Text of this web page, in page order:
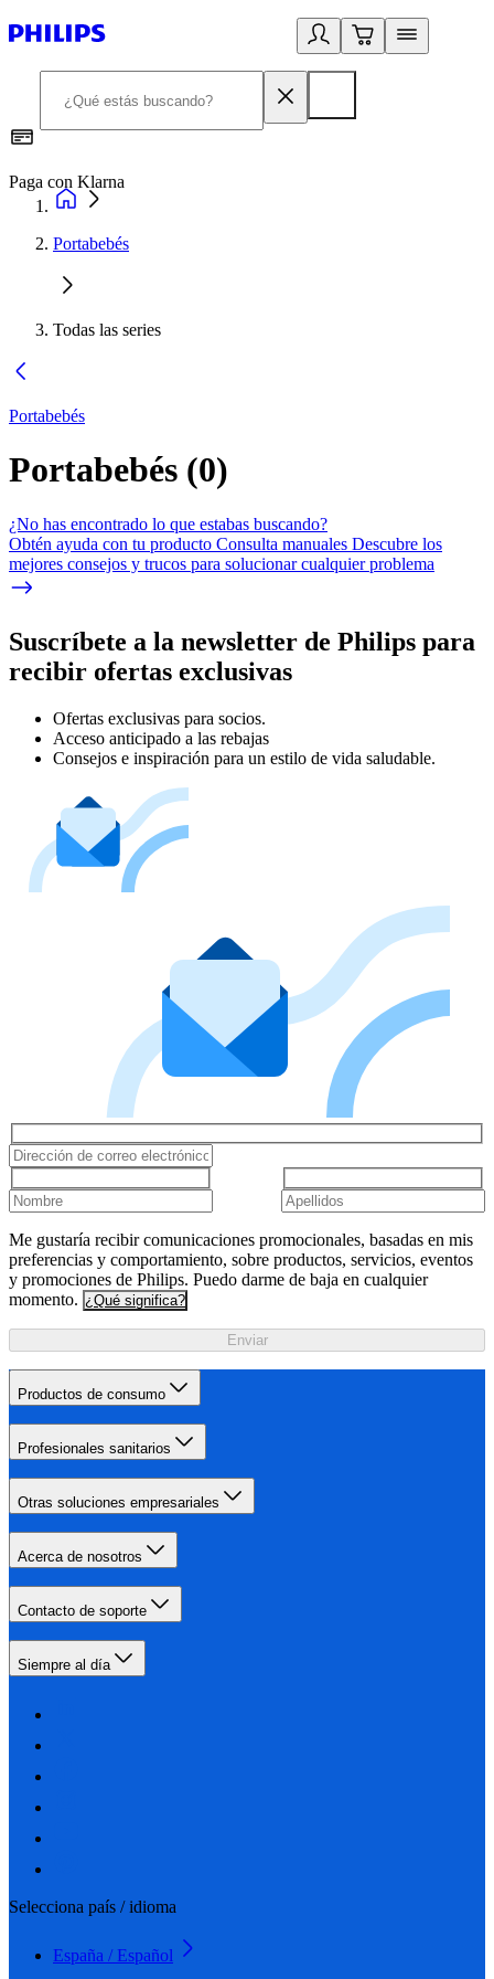
Paga con Klarna
Portabebés
Todas las series
Portabebés
Portabebés (0)
¿No has encontrado lo que estabas buscando?
Obtén ayuda con tu producto Consulta manuales Descubre los
mejores consejos y trucos para solucionar cualquier problema
Suscríbete a la newsletter de Philips para
recibir ofertas exclusivas
Ofertas exclusivas para socios.
Acceso anticipado a las rebajas
Consejos e inspiración para un estilo de vida saludable.
Me gustaría recibir comunicaciones promocionales, basadas en mis
preferencias y comportamiento, sobre productos, servicios, eventos
y promociones de Philips. Puedo darme de baja en cualquier
momento. ¿Qué significa?
Enviar
Productos de consumo
Profesionales sanitarios
Otras soluciones empresariales
Acerca de nosotros
Contacto de soporte
Siempre al día
Selecciona país / idioma
España / Español